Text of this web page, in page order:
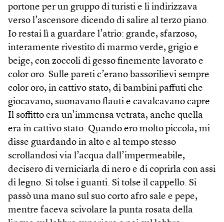
portone per un gruppo di turisti e li indirizzava
verso l’ascensore dicendo di salire al terzo piano.
Io restai lì a guardare l’atrio: grande, sfarzoso,
interamente rivestito di marmo verde, grigio e
beige, con zoccoli di gesso finemente lavorato e
color oro. Sulle pareti c’erano bassorilievi sempre
color oro, in cattivo stato, di bambini paffuti che
giocavano, suonavano flauti e cavalcavano capre.
Il soffitto era un’immensa vetrata, anche quella
era in cattivo stato. Quando ero molto piccola, mi
disse guardando in alto e al tempo stesso
scrollandosi via l’acqua dall’impermeabile,
decisero di verniciarla di nero e di coprirla con assi
di legno. Si tolse i guanti. Si tolse il cappello. Si
passò una mano sul suo corto afro sale e pepe,
mentre faceva scivolare la punta rosata della